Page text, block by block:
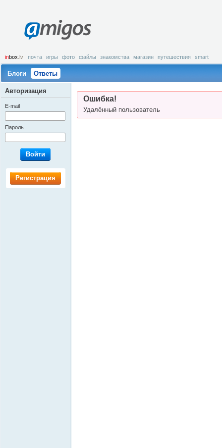
amigos
inbox .lv почта игры фото файлы знакомства магазин путешествия smart
Блоги Ответы
Ошибка!
Удалённый пользователь
Авторизация
E-mail
Пароль
Войти
Регистрация